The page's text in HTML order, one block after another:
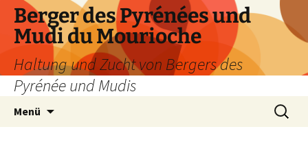
Zum
Inhalt
springen
Berger des Pyrénées und
Mudi du Mourioche
Haltung und Zucht von Bergers des
Pyrénée und Mudis
Menü
Suchen
nach: